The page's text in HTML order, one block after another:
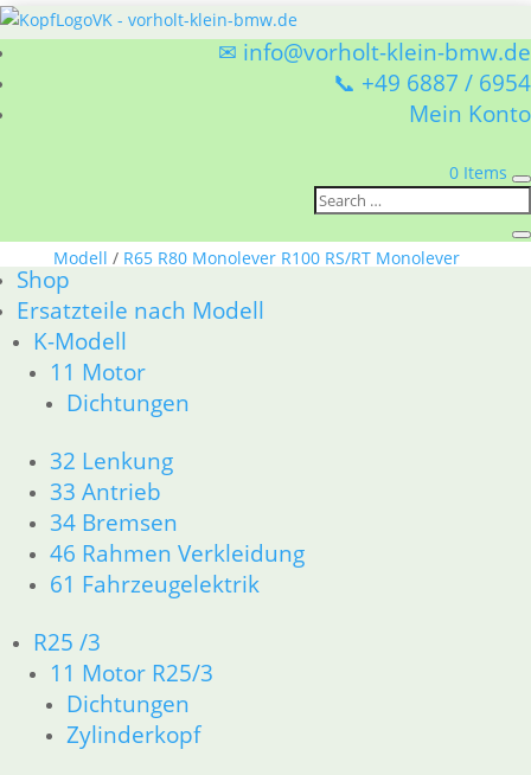
✉ info@vorholt-klein-bmw.de
📞 +49 6887 / 6954
Mein Konto
0 Items
Shop
Ersatzteile nach Modell
K-Modell
11 Motor
Dichtungen
32 Lenkung
33 Antrieb
34 Bremsen
46 Rahmen Verkleidung
61 Fahrzeugelektrik
R25 /3
11 Motor R25/3
Dichtungen
Zylinderkopf
Modell / R65 R80 Monolever R100 RS/RT Monolever
ab 1984
23 Getriebe
BMW R65 R80 Monolever R100 RS/RT Monolever ab
1984 23 Getriebe
1
2
3
→
Kickstarterkeil
11,50€
Artikelnummer: 1056124